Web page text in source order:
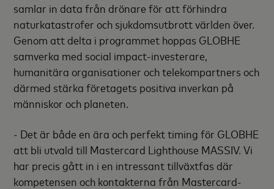
samlar in data från drönare för att förhindra
naturkatastrofer och sjukdomsutbrott världen över.
Genom att delta i programmet hoppas GLOBHE
samverka med social impact-investerare,
humanitära organisationer och telekompartners och
därmed stärka företagets positiva inverkan på
människor och planeten.
- Det är både en ära och perfekt timing för GLOBHE
att bli utvald till Mastercard Lighthouse MASSIV. Vi
har precis gått in i en intressant tillväxtfas där
kompetensen och kontakterna från Mastercard-